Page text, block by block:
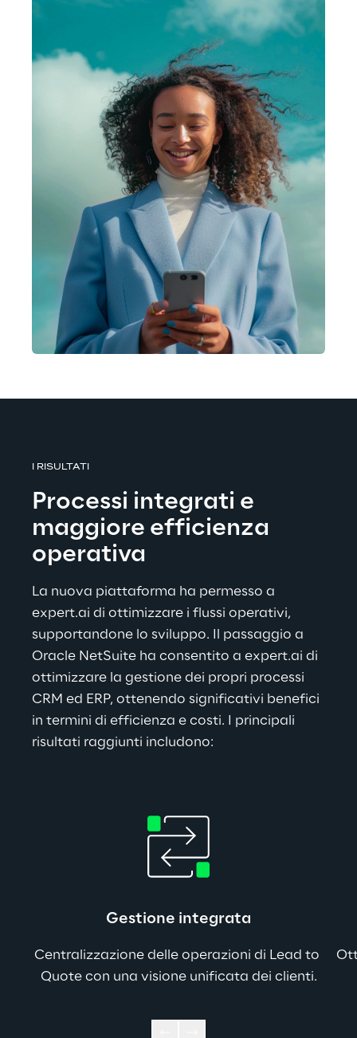
I RISULTATI
Processi integrati e
maggiore efficienza
operativa
La nuova piattaforma ha permesso a
expert.ai di ottimizzare i flussi operativi,
supportandone lo sviluppo. Il passaggio a
Oracle NetSuite ha consentito a expert.ai di
ottimizzare la gestione dei propri processi
CRM ed ERP, ottenendo significativi benefici
in termini di efficienza e costi. I principali
risultati raggiunti includono:
Gestione integrata
Centralizzazione delle operazioni di Lead to
Quote con una visione unificata dei clienti.